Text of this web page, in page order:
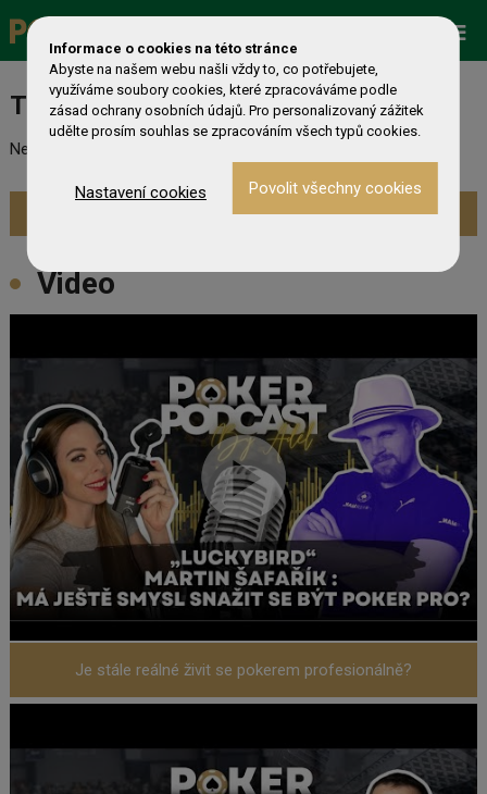
Turnaj nebyl nalezen
Nebyl nalezen odpovídající turnaj. Prevděpodobně již skončil.
Zobrazit aktuální turnaje »
Video
Je stále reálné živit se pokerem profesionálně?
Informace o cookies na této stránce
Abyste na našem webu našli vždy to, co potřebujete,
využíváme soubory cookies, které zpracováváme podle
zásad ochrany osobních údajů. Pro personalizovaný zážitek
udělte prosím souhlas se zpracováním všech typů cookies.
Nastavení cookies